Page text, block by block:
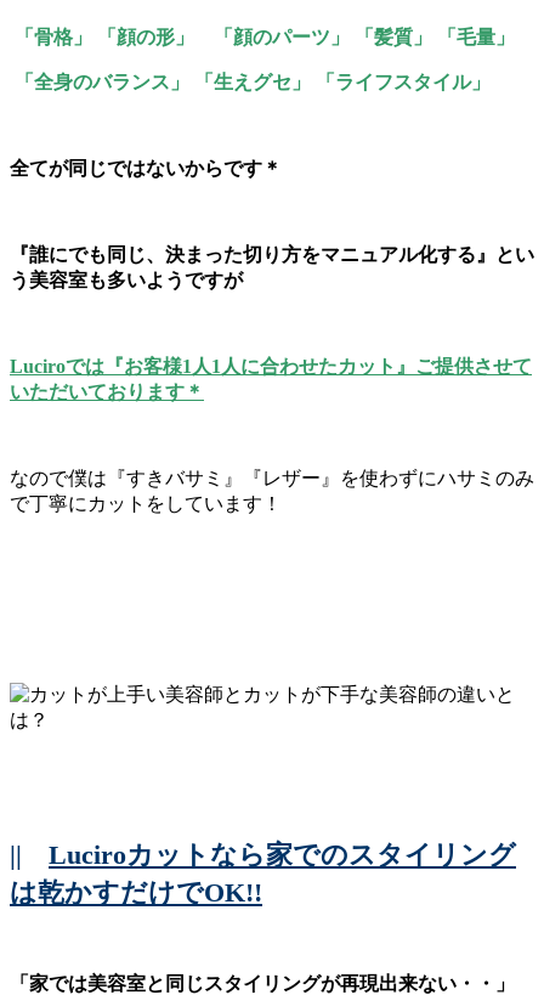
「骨格」 「顔の形」 「顔のパーツ」 「髪質」 「毛量」
「全身のバランス」 「生えグセ」 「ライフスタイル」
全てが同じではないからです＊
『誰にでも同じ、決まった切り方をマニュアル化する』とい
う美容室も多いようですが
Luciroでは『お客様1人1人に合わせたカット』ご提供させて
いただいております＊
なので僕は『すきバサミ』『レザー』を使わずにハサミのみ
で丁寧にカットをしています！
|| Luciroカットなら家でのスタイリング
は乾かすだけでOK!!
「家では美容室と同じスタイリングが再現出来ない・・」